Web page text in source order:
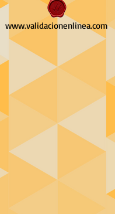
www.validacionenlinea.com